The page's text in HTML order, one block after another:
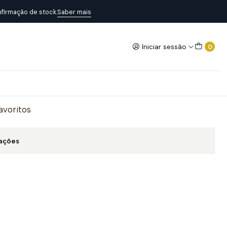
Iniciar sessão 0
de stock.Saber mais